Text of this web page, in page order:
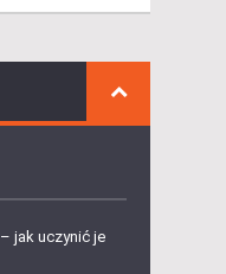
jak uczynić je